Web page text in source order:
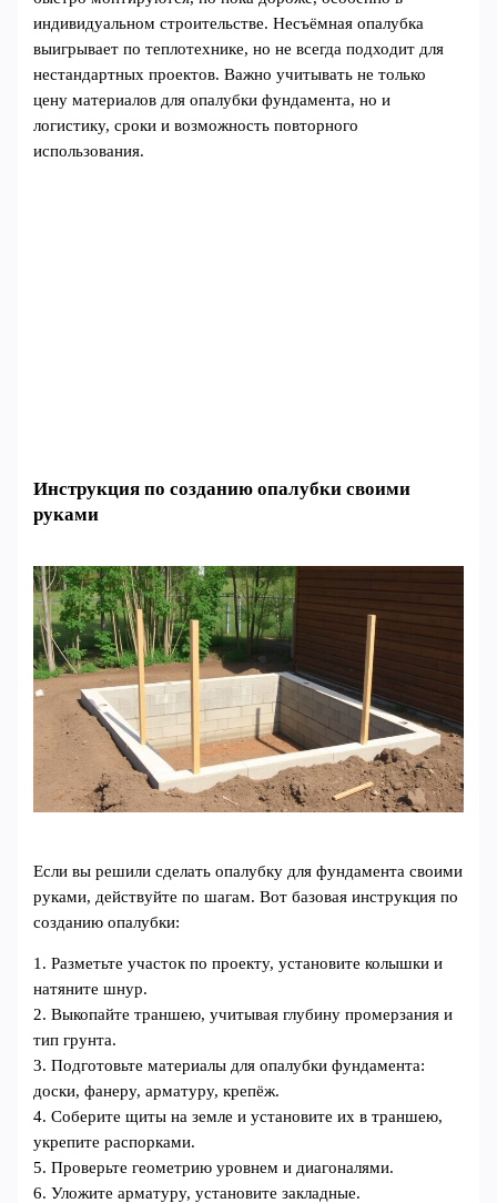
индивидуальном строительстве. Несъёмная опалубка
выигрывает по теплотехнике, но не всегда подходит для
нестандартных проектов. Важно учитывать не только
цену материалов для опалубки фундамента, но и
логистику, сроки и возможность повторного
использования.
Инструкция по созданию опалубки своими
руками
Если вы решили сделать опалубку для фундамента своими
руками, действуйте по шагам. Вот базовая инструкция по
созданию опалубки:
1. Разметьте участок по проекту, установите колышки и
натяните шнур.
2. Выкопайте траншею, учитывая глубину промерзания и
тип грунта.
3. Подготовьте материалы для опалубки фундамента:
доски, фанеру, арматуру, крепёж.
4. Соберите щиты на земле и установите их в траншею,
укрепите распорками.
5. Проверьте геометрию уровнем и диагоналями.
6. Уложите арматуру, установите закладные.